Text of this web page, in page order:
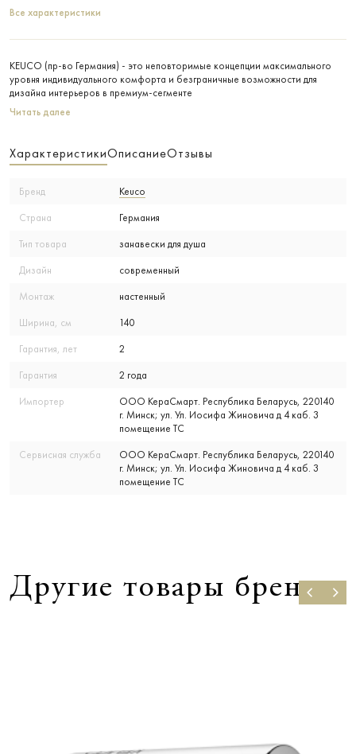
Все характеристики
KEUCO (пр-во Германия) - это неповторимые концепции максимального
уровня индивидуального комфорта и безграничные возможности для
дизайна интерьеров в премиум-сегменте
Читать далее
ХарактеристикиОписаниеОтзывы
Бренд Keuco
Страна Германия
Тип товара занавески для душа
Дизайн современный
Монтаж настенный
Ширина, см 140
Гарантия, лет 2
Гарантия 2 года
Импортер
ООО КераСмарт. Республика Беларусь, 220140
г. Минск; ул. Ул. Иосифа Жиновича д 4 каб. 3
помещение ТС
Сервисная служба
ООО КераСмарт. Республика Беларусь, 220140
г. Минск; ул. Ул. Иосифа Жиновича д 4 каб. 3
помещение ТС
Другие товары бренда